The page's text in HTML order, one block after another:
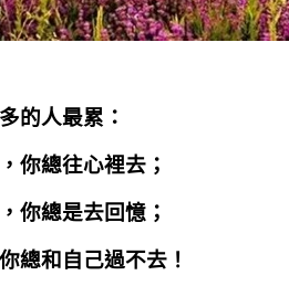
的人最累：
你總往心裡去；
你總是去回憶；
總和自己過不去！